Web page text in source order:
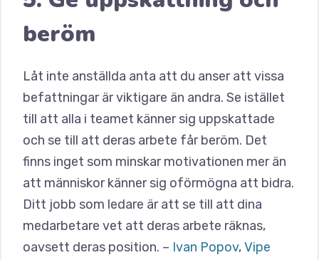
beröm
Låt inte anställda anta att du anser att vissa
befattningar är viktigare än andra. Se istället
till att alla i teamet känner sig uppskattade
och se till att deras arbete får beröm. Det
finns inget som minskar motivationen mer än
att människor känner sig oförmögna att bidra.
Ditt jobb som ledare är att se till att dina
medarbetare vet att deras arbete räknas,
oavsett deras position. – Ivan Popov,Vipe